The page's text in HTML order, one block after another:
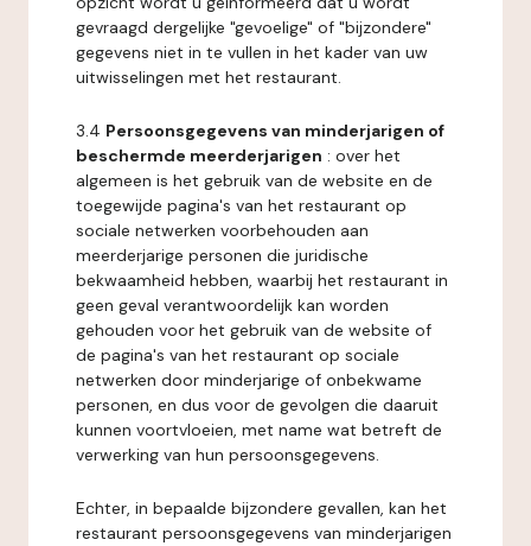
gevraagd dergelijke "gevoelige" of "bijzondere"
gegevens niet in te vullen in het kader van uw
uitwisselingen met het restaurant.
3.4 Persoonsgegevens van minderjarigen of
beschermde meerderjarigen : over het
algemeen is het gebruik van de website en de
toegewijde pagina's van het restaurant op
sociale netwerken voorbehouden aan
meerderjarige personen die juridische
bekwaamheid hebben, waarbij het restaurant in
geen geval verantwoordelijk kan worden
gehouden voor het gebruik van de website of
de pagina's van het restaurant op sociale
netwerken door minderjarige of onbekwame
personen, en dus voor de gevolgen die daaruit
kunnen voortvloeien, met name wat betreft de
verwerking van hun persoonsgegevens.
Echter, in bepaalde bijzondere gevallen, kan het
restaurant persoonsgegevens van minderjarigen